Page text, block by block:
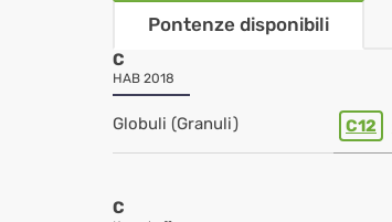
Pontenze disponibili
C
HAB 2018
Globuli (Granuli) C12
C